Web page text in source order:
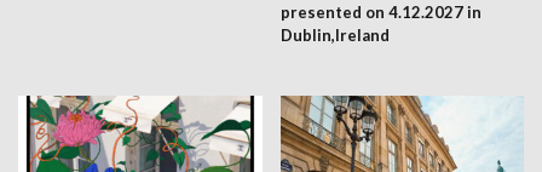
presented on 4.12.2027 in
Dublin,Ireland